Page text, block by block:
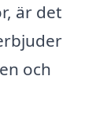
är det
och